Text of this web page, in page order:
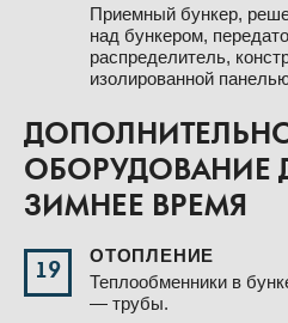
Приемный бункер,
над бункером,
распределитель,
изолированной
ОБОРУДОВАНИЕ
ЗИМНЕЕ ВРЕМЯ
19
ОТОПЛЕНИЕ
Теплообменники в
— трубы.